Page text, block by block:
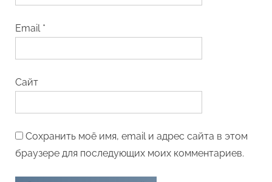
Email *
Сайт
Сохранить моё имя, email и адрес сайта в этом
браузере для последующих моих комментариев.